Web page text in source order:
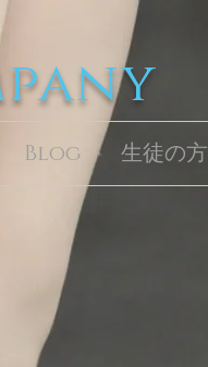
Blog 生徒の方